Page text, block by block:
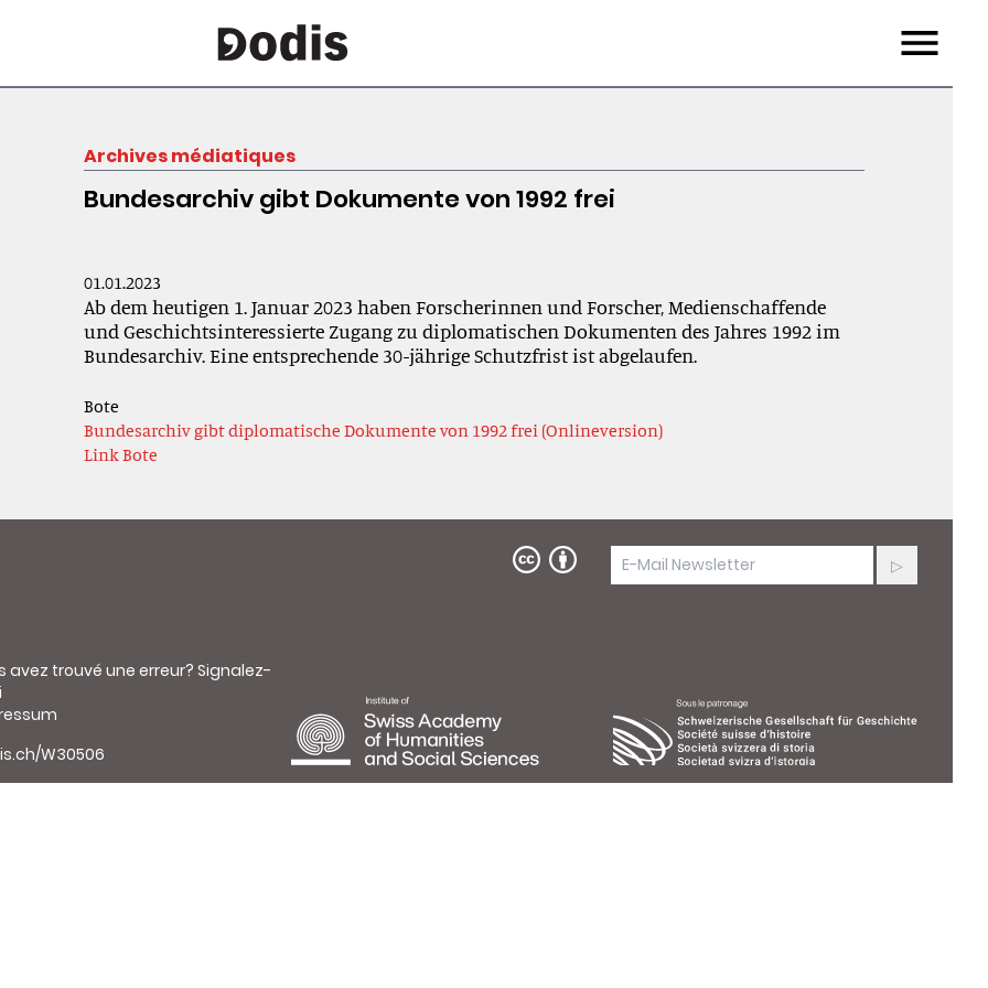
Menu
Archives médiatiques
Bundesarchiv gibt Dokumente von 1992 frei
01.01.2023
Ab dem heutigen 1. Januar 2023 haben Forscherinnen und Forscher, Medienschaffende
und Geschichtsinteressierte Zugang zu diplomatischen Dokumenten des Jahres 1992 im
Bundesarchiv. Eine entsprechende 30-jährige Schutzfrist ist abgelaufen.
Bote
Bundesarchiv gibt diplomatische Dokumente von 1992 frei (Onlineversion)
Link Bote
avez trouvé une erreur?Signalez-
W30506